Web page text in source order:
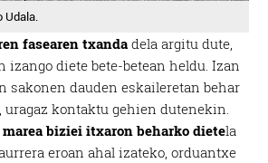
Udala.
fasearen txandadela argitu dute,
diete bete-betean heldu. Izan
sakonen dauden eskaileretan behar
uragaz kontaktu gehien dutenekin.
marea biziei itxaron beharko dietela
eroan ahal izateko, orduantxe